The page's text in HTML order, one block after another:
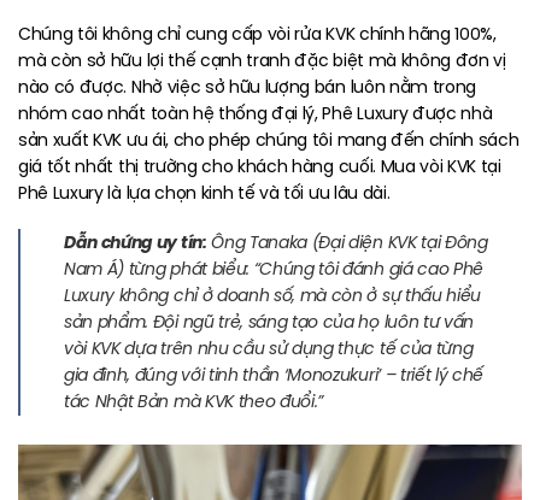
Chúng tôi không chỉ cung cấp vòi rửa KVK chính hãng 100%,
mà còn sở hữu lợi thế cạnh tranh đặc biệt mà không đơn vị
nào có được. Nhờ việc sở hữu lượng bán luôn nằm trong
nhóm cao nhất toàn hệ thống đại lý, Phê Luxury được nhà
sản xuất KVK ưu ái, cho phép chúng tôi mang đến chính sách
giá tốt nhất thị trường cho khách hàng cuối. Mua vòi KVK tại
Phê Luxury là lựa chọn kinh tế và tối ưu lâu dài.
Dẫn chứng uy tín:Ông Tanaka (Đại diện KVK tại Đông
Nam Á) từng phát biểu: “Chúng tôi đánh giá cao Phê
Luxury không chỉ ở doanh số, mà còn ở sự thấu hiểu
sản phẩm. Đội ngũ trẻ, sáng tạo của họ luôn tư vấn
vòi KVK dựa trên nhu cầu sử dụng thực tế của từng
gia đình, đúng với tinh thần ‘Monozukuri’ – triết lý chế
tác Nhật Bản mà KVK theo đuổi.”